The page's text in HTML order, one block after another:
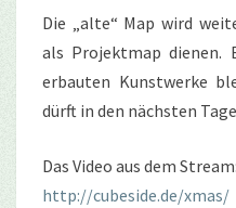
Die „alte“ Map wird
als Projektmap dienen.
erbauten Kunstwerke
dürft in den nächsten
Das Video aus dem Stream:
http://cubeside.de/xmas/